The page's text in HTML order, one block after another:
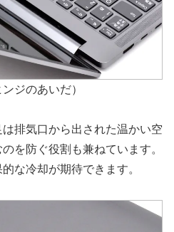
ジのあいだ）
排気口から出された温かい空
を防ぐ役割も兼ねています。
な冷却が期待できます。